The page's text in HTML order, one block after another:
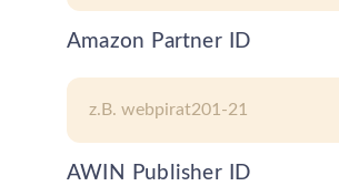
Amazon Partner ID
AWIN Publisher ID